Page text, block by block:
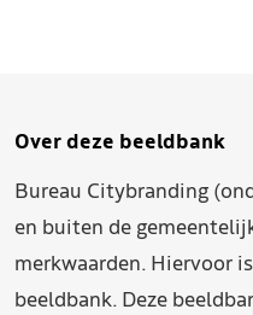
Over deze beeldbank
Bureau Citybranding
en buiten de
merkwaarden. Hiervoor
beeldbank. Deze